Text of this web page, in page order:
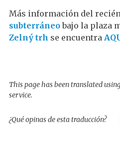
Más información del
subterráneobajo la plaza
Zelný trh se encuentra
This page has been translated
service.
¿Qué opinas de esta traducción?